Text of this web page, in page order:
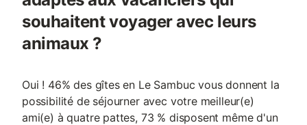
souhaitent voyager avec leurs
animaux ?
Oui ! 46% des gîtes en Le Sambuc vous donnent la
possibilité de séjourner avec votre meilleur(e)
ami(e) à quatre pattes, 73 % disposent même d'un